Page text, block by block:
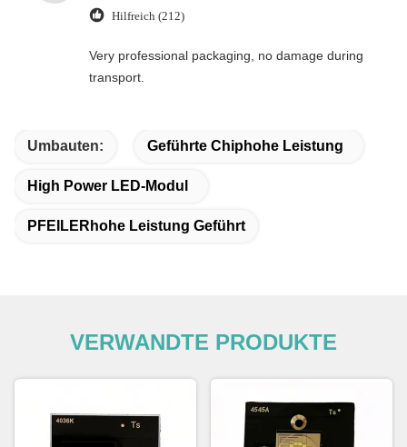
Hilfreich (212)
Very professional packaging, no damage during
transport.
Umbauten: Geführte Chiphohe Leistung
High Power LED-Modul
PFEILERhohe Leistung Geführt
VERWANDTE PRODUKTE